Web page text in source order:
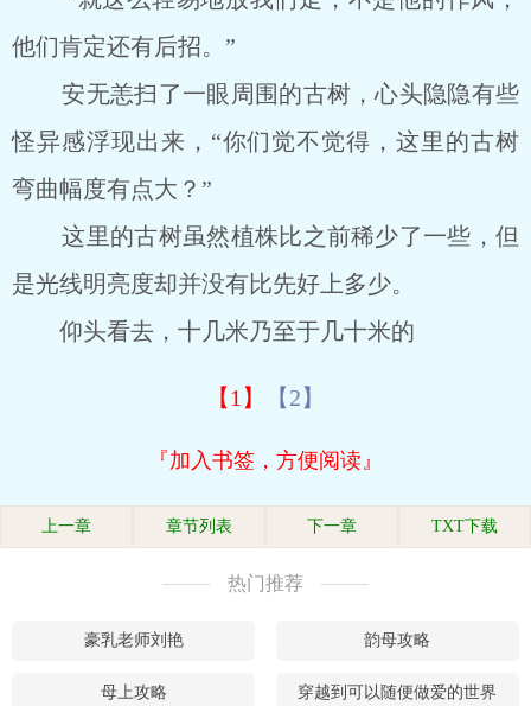
他们肯定还有后招。”
安无恙扫了一眼周围的古树，心头隐隐有些
怪异感浮现出来，“你们觉不觉得，这里的古树
弯曲幅度有点大？”
这里的古树虽然植株比之前稀少了一些，但
是光线明亮度却并没有比先好上多少。
仰头看去，十几米乃至于几十米的
【1】 【2】
『加入书签，方便阅读』
上一章 章节列表 下一章 TXT下载
热门推荐
豪乳老师刘艳 韵母攻略
母上攻略 穿越到可以随便做爱的世界